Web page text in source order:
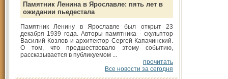
Памятник Ленина в Ярославле: пять лет в
ожидании пьедестала
Памятник Ленину в Ярославле был открыт 23
декабря 1939 года. Авторы памятника - скульптор
Василий Козлов и архитектор Сергей Капачинский.
О том, что предшествовало этому событию,
рассказывается в публикуемом ...
прочитать
Все новости за сегодня